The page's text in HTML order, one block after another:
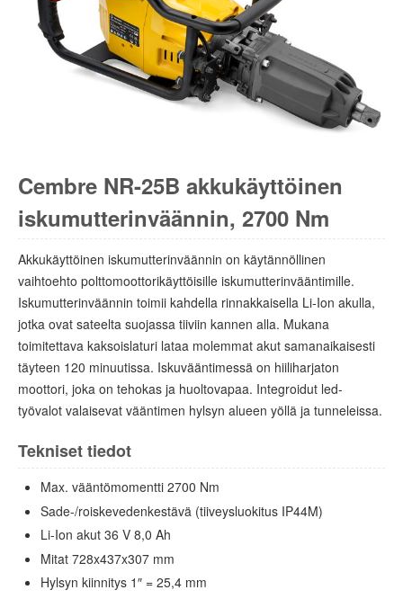
Cembre NR-25B akkukäyttöinen
iskumutterinväännin, 2700 Nm
Akkukäyttöinen iskumutterinväännin on käytännöllinen
vaihtoehto polttomoottorikäyttöisille iskumutterinvääntimille.
Iskumutterinväännin toimii kahdella rinnakkaisella Li-Ion akulla,
jotka ovat sateelta suojassa tiiviin kannen alla. Mukana
toimitettava kaksoislaturi lataa molemmat akut samanaikaisesti
täyteen 120 minuutissa. Iskuvääntimessä on hiiliharjaton
moottori, joka on tehokas ja huoltovapaa. Integroidut led-
työvalot valaisevat vääntimen hylsyn alueen yöllä ja tunneleissa.
Tekniset tiedot
Max. vääntömomentti 2700 Nm
Sade-/roiskevedenkestävä (tiiveysluokitus IP44M)
Li-Ion akut 36 V 8,0 Ah
Mitat 728x437x307 mm
Hylsyn kiinnitys 1″ = 25,4 mm